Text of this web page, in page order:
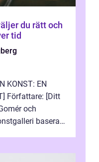
du rätt och
tid
KONST: EN
Författare: [Ditt
och
baserat